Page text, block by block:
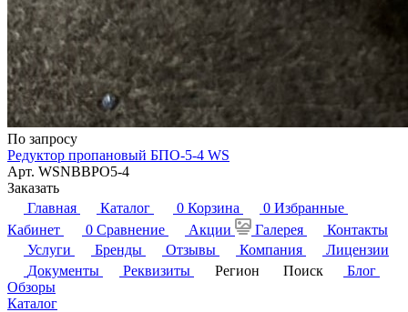
По запросу
Редуктор пропановый БПО-5-4 WS
Арт. WSNBBPO5-4
Заказать
Главная
Каталог 0 Корзина 0 Избранные
Кабинет
0 Сравнение Акции Галерея
Контакты
Услуги
Бренды Отзывы Компания
Лицензии
Документы
Реквизиты Регион Поиск
Блог
Обзоры
Каталог